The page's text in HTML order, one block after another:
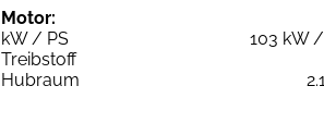
Motor:
kW / PS
103 kW
Treibstoff
Hubraum